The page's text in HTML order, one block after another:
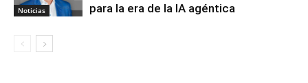
Noticias
para la era de la IA agéntica